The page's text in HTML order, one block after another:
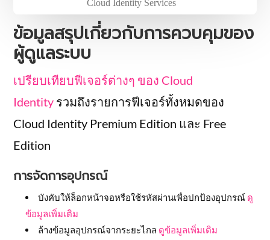
ข้อมูลสรุปเกี่ยวกับการควบคุมของ
ผู้ดูแลระบบ
เปรียบเทียบฟีเจอร์ต่างๆ ของ Cloud
Identity รวมถึงรายการฟีเจอร์ทั้งหมดของ
Cloud Identity Premium Edition และ Free
Edition
การจัดการอุปกรณ์
บังคับให้ล็อกหน้าจอหรือใช้รหัสผ่านเพื่อปกป้องอุปกรณ์ ดู
ข้อมูลเพิ่มเติม
ล้างข้อมูลอุปกรณ์จากระยะไกล ดูข้อมูลเพิ่มเติม